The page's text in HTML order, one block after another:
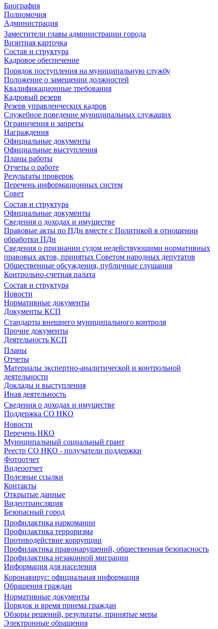
Биография
Полномочия
Администрация
Заместители главы администрации города
Визитная карточка
Состав и структура
Кадровое обеспечение
Порядок поступления на муниципальную службу
Положение о замещении должностей
Квалификационные требования
Кадровый резерв
Резерв управленческих кадров
Служебное поведение муниципальных служащих
Ограничения и запреты
Награждения
Официальные документы
Официальные выступления
Планы работы
Отчеты о работе
Результаты проверок
Перечень информационных систем
Совет
Состав и структура
Официальные документы
Сведения о доходах и имуществе
Правовые акты по ПДн вместе с Политикой в отношении
обработки ПДн
Сведения о признании судом недействующими нормативных
правовых актов, принятых Советом народных депутатов
Общественные обсуждения, публичные слушания
Контрольно-счетная палата
Состав и структура
Новости
Нормативные документы
Документы КСП
Стандарты внешнего муниципального контроля
Прочие документы
Деятельность КСП
Планы
Отчеты
Материалы экспертно-аналитической и контрольной
деятельности
Доклады и выступления
Иная деятельность
Сведения о доходах и имуществе
Поддержка СО НКО
Новости
Перечень НКО
Муниципальный социальный грант
Реестр СО НКО - получатели поддержки
Фотоотчет
Видеоотчет
Полезные ссылки
Контакты
Открытые данные
Видеотрансляция
Безопасный город
Профилактика наркомании
Профилактика терроризма
Противодействие коррупции
Профилактика правонарушений, общественная безопасность
Профилактика незаконной миграции
Информация для населения
Коронавирус: официальная информация
Обращения граждан
Нормативные документы
Порядок и время приема граждан
Обзоры решений, результаты, принятые меры
Электронные обращения